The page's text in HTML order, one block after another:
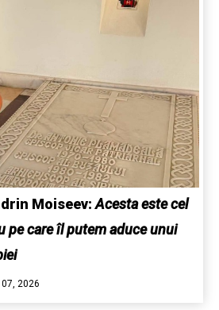
Moiseev:Acesta este cel
pe care îl putem aduce unui
07, 2026